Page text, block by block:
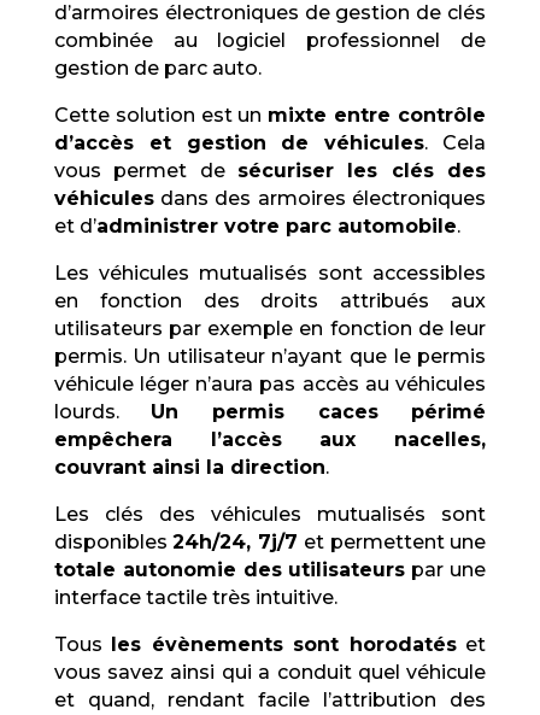
d’armoires électroniques de gestion de clés
combinée au logiciel professionnel de
gestion de parc auto.
Cette solution est un mixte entre contrôle
d’accès et gestion de véhicules. Cela
vous permet de sécuriser les clés des
véhiculesdans des armoires électroniques
et d’administrer votre parc automobile.
Les véhicules mutualisés sont accessibles
en fonction des droits attribués aux
utilisateurs par exemple en fonction de leur
permis. Un utilisateur n’ayant que le permis
véhicule léger n’aura pas accès au véhicules
lourds. Un permis caces périmé
empêchera l’accès aux nacelles,
couvrant ainsi la direction.
Les clés des véhicules mutualisés sont
disponibles24h/24, 7j/7 et permettent une
totale autonomie des utilisateurs par une
interface tactile très intuitive.
Tous les évènements sont horodatéset
vous savez ainsi qui a conduit quel véhicule
et quand, rendant facile l’attribution des